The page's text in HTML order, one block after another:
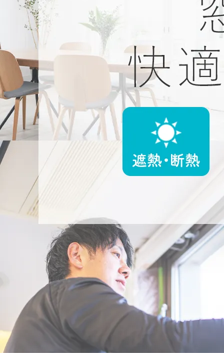
2025/08/03
集客サイトでトップランクをいただきました！
2026/08/06
お盆休暇のお知らせ